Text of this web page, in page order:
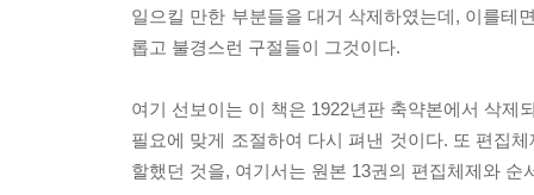
일으킬 만한 부분들을 대거 삭제하였는데, 이를테
롭고 불경스런 구절들이 그것이다.
여기 선보이는 이 책은 1922년판 축약본에서 삭
필요에 맞게 조절하여 다시 펴낸 것이다. 또 편집
할했던 것을, 여기서는 원본 13권의 편집체제와